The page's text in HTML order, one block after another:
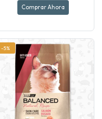
Comprar Ahora
-5%